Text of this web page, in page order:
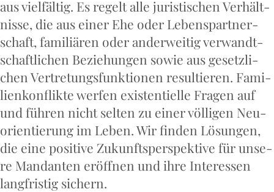
aus viel­fäl­tig. Es regelt alle juris­ti­schen Ver­hält­
nis­se, die aus einer Ehe oder Lebens­part­ner­
schaft, fami­liä­ren oder ander­wei­tig ver­wandt­
schaft­li­chen Bezie­hun­gen sowie aus gesetz­li­
chen Ver­tre­tungs­funk­tio­nen resul­tie­ren. Fami­
li­en­kon­flik­te wer­fen exis­ten­ti­el­le Fra­gen auf
und füh­ren nicht sel­ten zu einer völ­li­gen Neu­
ori­en­tie­rung im Leben. Wir fin­den Lösun­gen,
die eine posi­ti­ve Zukunfts­per­spek­ti­ve für unse­
re Man­dan­ten eröff­nen und ihre Inter­es­sen
lang­fris­tig sichern.